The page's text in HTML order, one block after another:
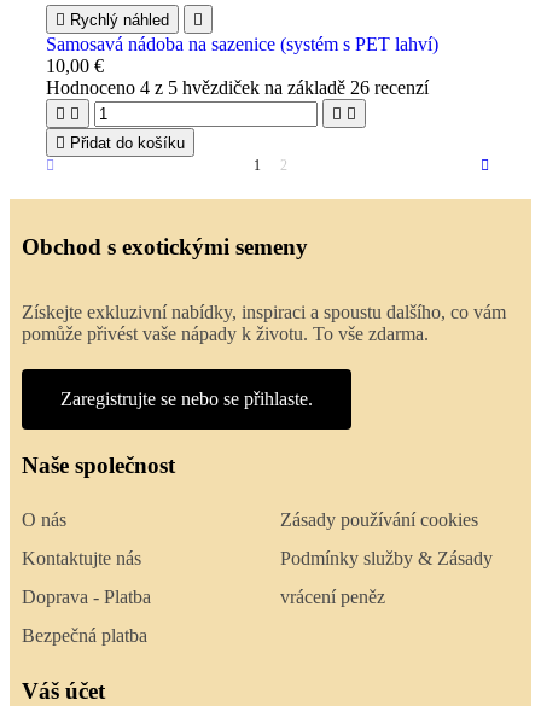
 Rychlý náhled 
Samosavá nádoba na sazenice (systém s PET lahví)
10,00 €
Hodnoceno4 z 5 hvězdiček na základě 26 recenzí
   
 Přidat do košíku
1 2
Obchod s exotickými semeny
Získejte exkluzivní nabídky, inspiraci a spoustu dalšího, co vám
pomůže přivést vaše nápady k životu. To vše zdarma.
Zaregistrujte se nebo se přihlaste.
Naše společnost
O nás
Kontaktujte nás
Doprava - Platba
Bezpečná platba
Zásady používání cookies
Podmínky služby & Zásady
vrácení peněz
Váš účet